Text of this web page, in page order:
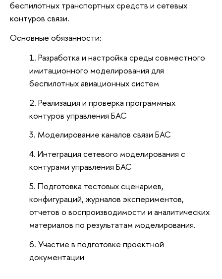
беспилотных транспортных средств и сетевых
контуров связи.
Основные обязанности:
Разработка и настройка среды совместного
имитационного моделирования для
беспилотных авиационных систем
Реализация и проверка программных
контуров управления БАС
Моделирование каналов связи БАС
Интеграция сетевого моделирования с
контурами управления БАС
Подготовка тестовых сценариев,
конфигураций, журналов экспериментов,
отчетов о воспроизводимости и аналитических
материалов по результатам моделирования.
Участие в подготовке проектной
документации